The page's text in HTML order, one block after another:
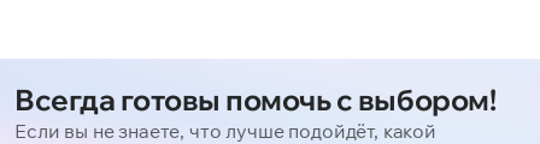
Всегда готовы помочь с выбором!
Если вы не знаете, что лучше подойдёт, какой